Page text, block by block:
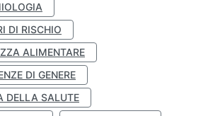
DI RISCHIO
ALIMENTARE
DI GENERE
DELLA SALUTE